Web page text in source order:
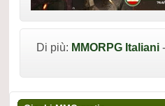
Di più: MMORPG Italiani -